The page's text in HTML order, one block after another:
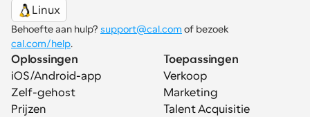
Linux
Behoefte aan hulp? support@cal.com
cal.com/help.
Oplossingen
iOS/Android-app
Zelf-gehost
Prijzen
Toepassingen
Verkoop
Marketing
Talent Acquisitie